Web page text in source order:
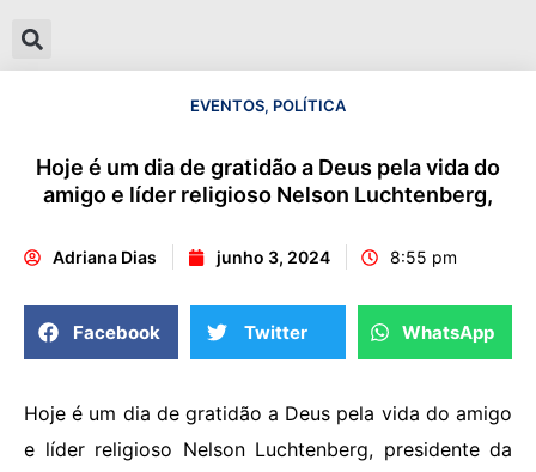
EVENTOS, POLÍTICA
Hoje é um dia de gratidão a Deus pela vida do
amigo e líder religioso Nelson Luchtenberg,
Adriana Dias junho 3, 2024 8:55 pm
Facebook Twitter WhatsApp
Hoje é um dia de gratidão a Deus pela vida do amigo
e líder religioso Nelson Luchtenberg, presidente da